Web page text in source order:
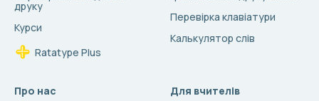
друку
Курси
Ratatype Plus
Перевірка клавіатури
Калькулятор слів
Про нас Для вчителів